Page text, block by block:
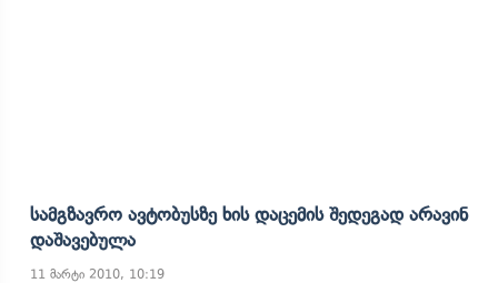
Სამგზავრო Ავტობუსზე Ხის Დაცემის Შედეგად Არავინ
Დაშავებულა
11 მარტი 2010, 10:19